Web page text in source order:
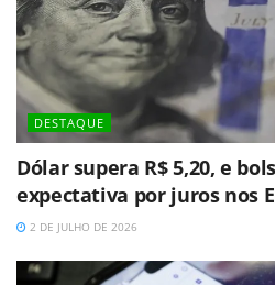
DESTAQUE
Dólar supera R$ 5,20, e
expectativa por juros nos
2 DE JULHO DE 2026